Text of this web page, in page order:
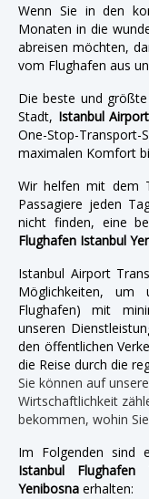
Wenn Sie in den
Monaten in die
abreisen möchten,
vom Flughafen aus
Die beste und
Stadt, Istanbul
One-Stop-
maximalen Komfort
Wir helfen mit dem
Passagiere jeden
nicht finden, eine
Flughafen Istanbul
Istanbul Airport
Möglichkeiten, um
Flughafen) mit
unseren
den öffentlichen
die Reise durch die
Sie können auf
Wirtschaftlichkeit
bekommen, wohin
Im Folgenden sind
Istanbul
Yenibosna erhalten: